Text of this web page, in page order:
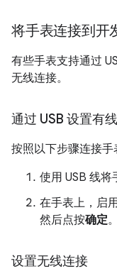
将手表连接到开
有些手表支持通过
无线连接。
通过 USB 设置有
按照以下步骤连接手
使用 USB 线将
在手表上，启
然后点按确定。
设置无线连接